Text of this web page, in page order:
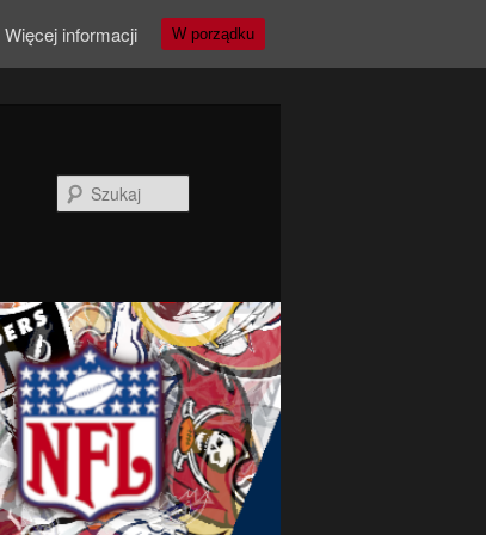
Więcej informacji W porządku